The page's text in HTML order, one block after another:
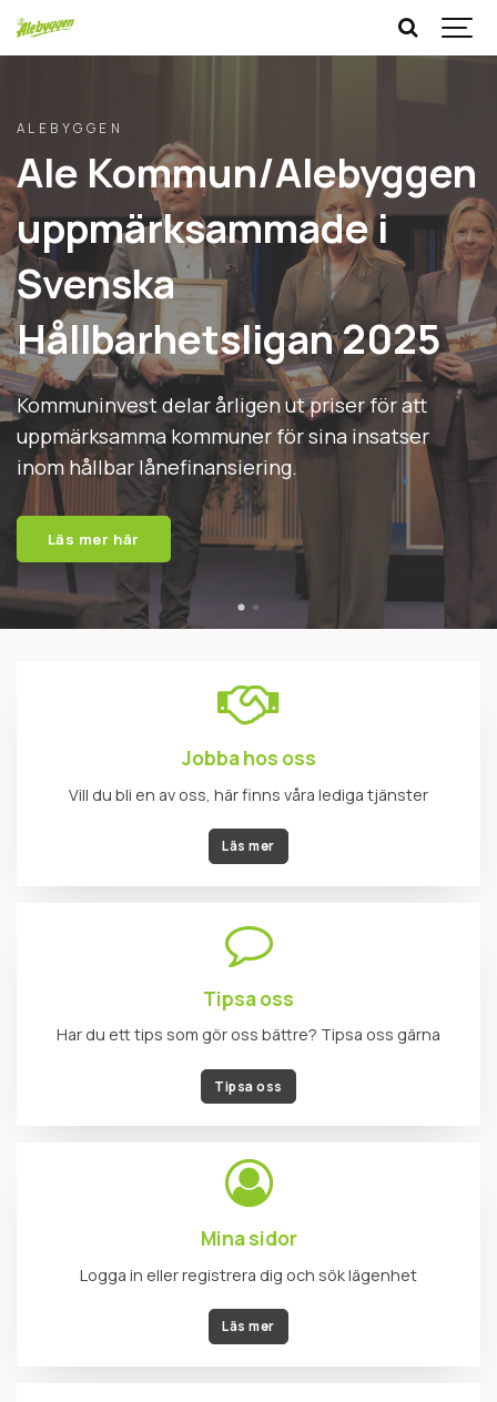
i
för att
Semesterstängt i
receptionen
Under veckorna 29 och 30 är
Läs mer
Jobba hos oss
Vill du bli en av oss, här finns våra lediga tjänster
Tipsa oss
Har du ett tips som gör oss bättre? Tipsa oss gärna
Mina sidor
Logga in eller registrera dig och sök lägenhet
Kontakta oss
Här hittar du rätt väg att kontakta rätt person hos oss!